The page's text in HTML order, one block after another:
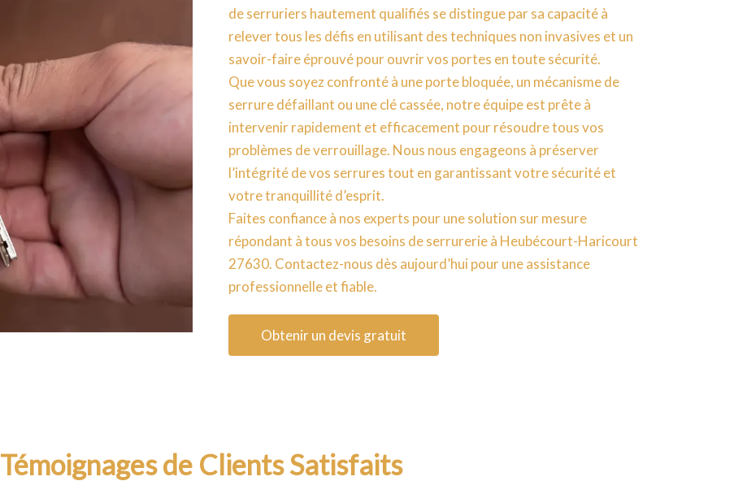
de serruriers hautement qualifiés se distingue par sa capacité à
relever tous les défis en utilisant des techniques non invasives et un
savoir-faire éprouvé pour ouvrir vos portes en toute sécurité.
Que vous soyez confronté à une porte bloquée, un mécanisme de
serrure défaillant ou une clé cassée, notre équipe est prête à
intervenir rapidement et efficacement pour résoudre tous vos
problèmes de verrouillage. Nous nous engageons à préserver
l’intégrité de vos serrures tout en garantissant votre sécurité et
votre tranquillité d’esprit.
Faites confiance à nos experts pour une solution sur mesure
répondant à tous vos besoins de serrurerie à Heubécourt-Haricourt
27630. Contactez-nous dès aujourd’hui pour une assistance
professionnelle et fiable.
Obtenir un devis gratuit
Témoignages de Clients Satisfaits